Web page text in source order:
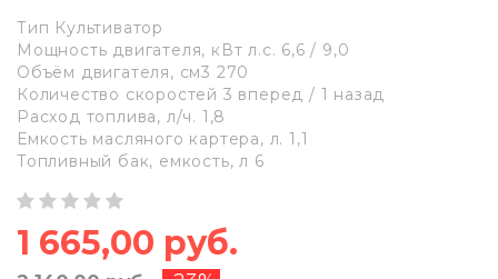
Тип Культиватор
Мощность двигателя, кВт л.с. 6,6 / 9,0
Объём двигателя, см3 270
Количество скоростей 3 вперед / 1 назад
Расход топлива, л/ч. 1,8
Емкость масляного картера, л. 1,1
Топливный бак, емкость, л 6
1 665,00 руб.